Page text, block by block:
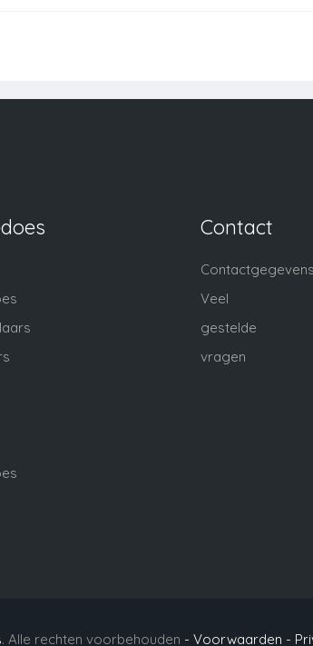
Contact
Contactgegevens
Veel
gestelde
vragen
. Alle rechten voorbehouden - Voorwaarden -